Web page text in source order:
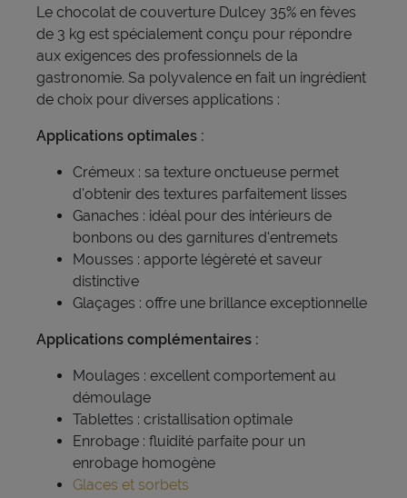
Le chocolat de couverture Dulcey 35% en fèves
de 3 kg est spécialement conçu pour répondre
aux exigences des professionnels de la
gastronomie. Sa polyvalence en fait un ingrédient
de choix pour diverses applications :
Applications optimales :
Crémeux : sa texture onctueuse permet
d'obtenir des textures parfaitement lisses
Ganaches : idéal pour des intérieurs de
bonbons ou des garnitures d'entremets
Mousses : apporte légèreté et saveur
distinctive
Glaçages : offre une brillance exceptionnelle
Applications complémentaires :
Moulages : excellent comportement au
démoulage
Tablettes : cristallisation optimale
Enrobage : fluidité parfaite pour un
enrobage homogène
Glaces et sorbets